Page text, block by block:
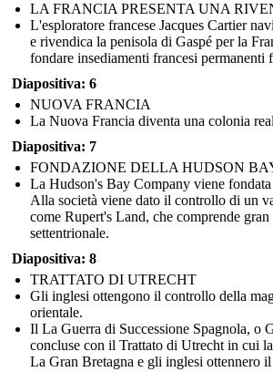
Create your own at Storyboard That
Legend
Time Break
49 Years and 364
LA FRANCIA PRESENTA UNA
L'esploratore francese Jacques Cartier
e rivendica la penisola di Gaspé per la
fondare insediamenti francesi permanenti
Diapositiva: 6
NUOVA FRANCIA
La Nuova Francia diventa una colonia
Diapositiva: 7
FONDAZIONE DELLA HUDSON
La Hudson's Bay Company viene
Alla società viene dato il controllo di un
come Rupert's Land, che comprende
settentrionale.
Diapositiva: 8
TRATTATO DI UTRECHT
Gli inglesi ottengono il controllo della
orientale.
Il La Guerra di Successione Spagnola, o
concluse con il Trattato di Utrecht in cui
La Gran Bretagna e gli inglesi ottennero